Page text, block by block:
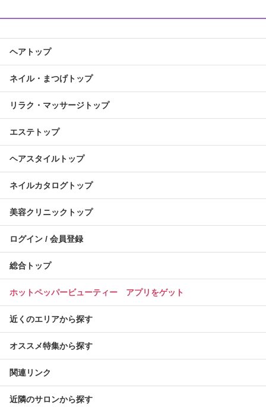
ヘアトップ
ネイル・まつげトップ
リラク・マッサージトップ
エステトップ
ヘアスタイルトップ
ネイルカタログトップ
美容クリニックトップ
ログイン / 会員登録
総合トップ
ホットペッパービューティー アプリをゲット
近くのエリアから探す
オススメ特集から探す
関連リンク
近隣のサロンから探す